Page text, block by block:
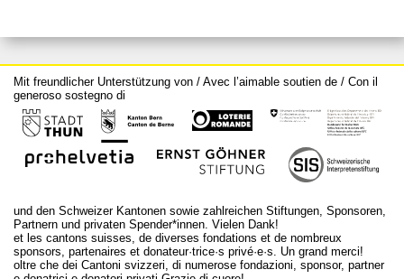
Mit freundlicher Unterstützung von / Avec l’aimable soutien de / Con il
generoso sostegno di
und den Schweizer Kantonen sowie zahlreichen Stiftungen, Sponsoren,
Partnern und privaten Spender*innen. Vielen Dank!
et les cantons suisses, de diverses fondations et de nombreux
sponsors, partenaires et donateur·trice·s privé·e·s. Un grand merci!
oltre che dei Cantoni svizzeri, di numerose fondazioni, sponsor, partner